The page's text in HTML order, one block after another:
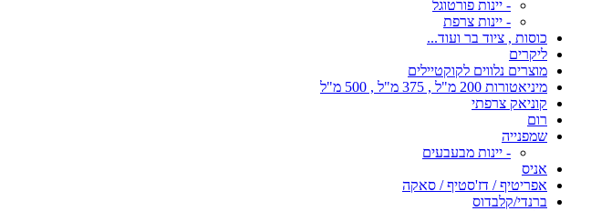
- יינות פורטוגל
- יינות צרפת
כוסות , ציוד בר ועוד...
ליקרים
מוצרים נלווים לקוקטיילים
מיניאטורות 200 מ"ל , 375 מ"ל , 500 מ"ל
קוניאק צרפתי
רום
שמפנייה
- יינות מבעבעים
אניס
אפריטיף / דז'סטיף / סאקה
ברנדי/קלבדוס